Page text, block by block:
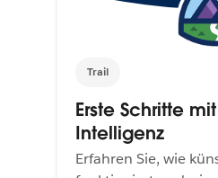
Trail
Erste Schritte
Intelligenz
Erfahren Sie, wie